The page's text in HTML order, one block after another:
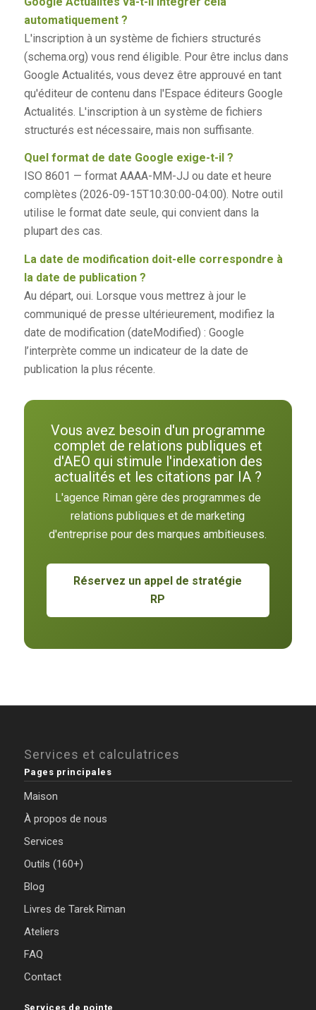
automatiquement ?
L'inscription à un système de fichiers structurés
(schema.org) vous rend éligible. Pour être inclus dans
Google Actualités, vous devez être approuvé en tant
qu'éditeur de contenu dans l'Espace éditeurs Google
Actualités. L'inscription à un système de fichiers
structurés est nécessaire, mais non suffisante.
Quel format de date Google exige-t-il ?
ISO 8601 — format AAAA-MM-JJ ou date et heure
complètes (2026-09-15T10:30:00-04:00). Notre outil
utilise le format date seule, qui convient dans la
plupart des cas.
La date de modification doit-elle correspondre à
la date de publication ?
Au départ, oui. Lorsque vous mettrez à jour le
communiqué de presse ultérieurement, modifiez la
date de modification (dateModified) : Google
l’interprète comme un indicateur de la date de
publication la plus récente.
Vous avez besoin d'un programme
complet de relations publiques et
d'AEO qui stimule l'indexation des
actualités et les citations par IA ?
L'agence Riman gère des programmes de
relations publiques et de marketing
d'entreprise pour des marques ambitieuses.
Réservez un appel de stratégie
RP
Services et calculatrices
Pages principales
Maison
À propos de nous
Services
Outils (160+)
Blog
Livres de Tarek Riman
Ateliers
FAQ
Contact
Services de pointe